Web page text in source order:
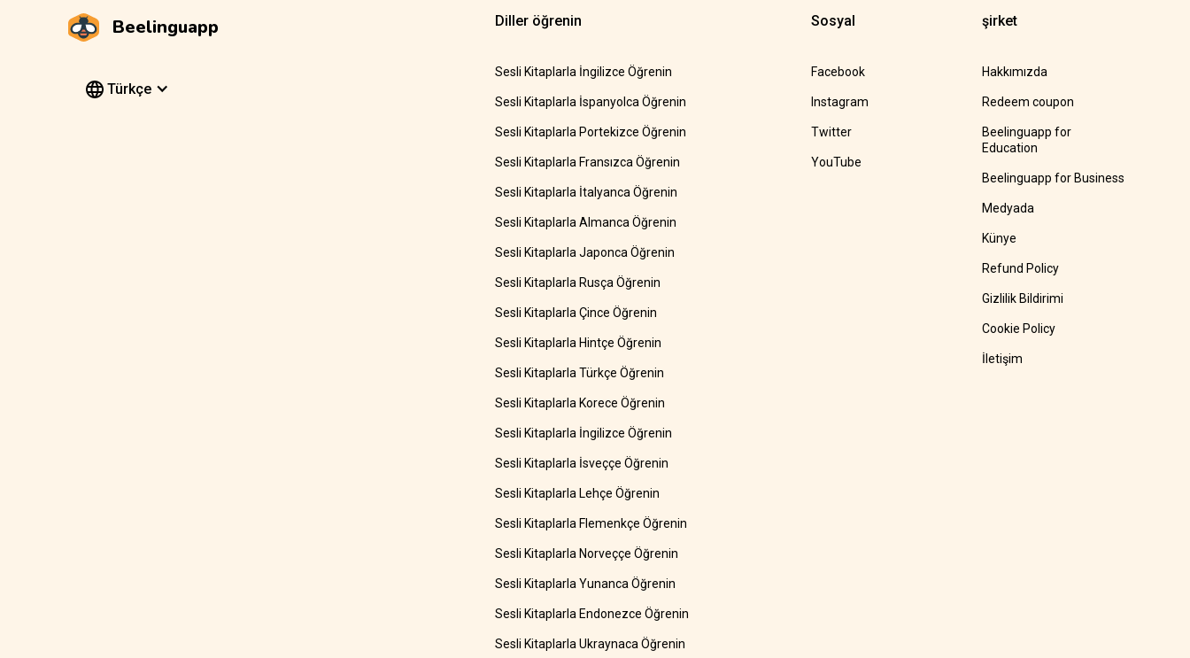
Beelinguapp
Türkçe
Diller öğrenin
Sesli Kitaplarla İngilizce Öğrenin
Sesli Kitaplarla İspanyolca Öğrenin
Sesli Kitaplarla Portekizce Öğrenin
Sesli Kitaplarla Fransızca Öğrenin
Sesli Kitaplarla İtalyanca Öğrenin
Sesli Kitaplarla Almanca Öğrenin
Sesli Kitaplarla Japonca Öğrenin
Sesli Kitaplarla Rusça Öğrenin
Sesli Kitaplarla Çince Öğrenin
Sesli Kitaplarla Hintçe Öğrenin
Sesli Kitaplarla Türkçe Öğrenin
Sesli Kitaplarla Korece Öğrenin
Sesli Kitaplarla İngilizce Öğrenin
Sesli Kitaplarla İsveççe Öğrenin
Sesli Kitaplarla Lehçe Öğrenin
Sesli Kitaplarla Flemenkçe Öğrenin
Sesli Kitaplarla Norveççe Öğrenin
Sesli Kitaplarla Yunanca Öğrenin
Sesli Kitaplarla Endonezce Öğrenin
Sesli Kitaplarla Ukraynaca Öğrenin
Sosyal
Facebook
Instagram
Twitter
YouTube
şirket
Hakkımızda
Redeem coupon
Beelinguapp for
Education
Beelinguapp for Business
Medyada
Künye
Refund Policy
Gizlilik Bildirimi
Cookie Policy
İletişim